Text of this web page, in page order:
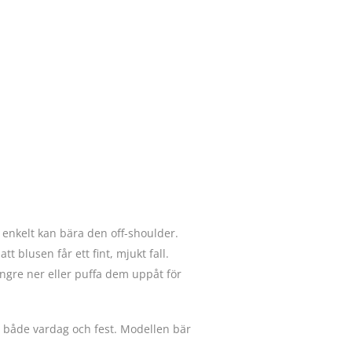
kan bära den off-shoulder.
blusen får ett fint, mjukt fall.
ner eller puffa dem uppåt för
vardag och fest. Modellen bär